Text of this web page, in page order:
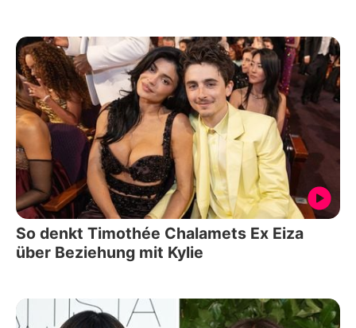
So denkt Timothée Chalamets Ex Eiza
über Beziehung mit Kylie